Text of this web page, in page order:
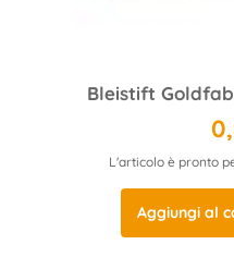
Bleistift
L'articolo è pronto
Aggiungi al